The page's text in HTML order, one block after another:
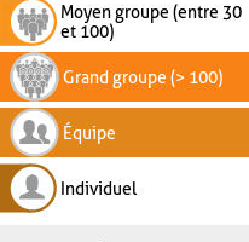
Moyen groupe (entre 30
et 100)
Grand groupe (> 100)
Équipe
Individuel